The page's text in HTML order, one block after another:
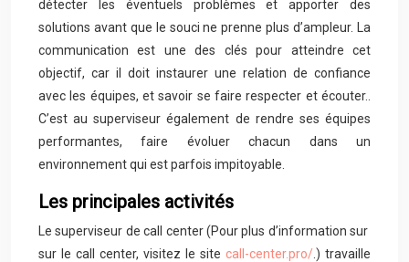
détecter les éventuels problèmes et apporter des
solutions avant que le souci ne prenne plus d’ampleur. La
communication est une des clés pour atteindre cet
objectif, car il doit instaurer une relation de confiance
avec les équipes, et savoir se faire respecter et écouter..
C’est au superviseur également de rendre ses équipes
performantes, faire évoluer chacun dans un
environnement qui est parfois impitoyable.
Les principales activités
Le superviseur de call center (Pour plus d’information sur
sur le call center, visitez le site call-center.pro/.) travaille